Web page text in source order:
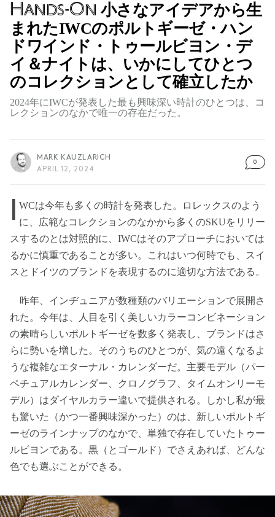
Hands-On 小さなアイデアから生
まれたIWCのポルトギーゼ・ハン
ドワインド・トゥールビヨン・デ
イ＆ナイトは、いかにしてひとつ
のコレクションとして確立したか
2024年にIWCが発表した最も興味深い時計のひとつは、コ
レクションのなかで唯一の存在だった。
MARK KAUZLARICH
APRIL 12, 2024
0
I WCは今年も多くの時計を発表した。ロレックスのよう
に、広範なコレクションのなかから多くのSKUをリリー
スするのとは対照的に、IWCはそのアプローチにおいては
るかに慎重であることが多い。これはいつ何時でも、スイ
スとドイツのブランドを表現するのに適切な方法である。
昨年、インヂュニアが数種類のバリエーションで展開さ
れた。今年は、人目を引く美しいカラーコンビネーション
の素晴らしいポルトギーゼを数多く発表し、ブランドはさ
らに勢いを増した。そのうちのひとつが、気の遠くなるよ
うな複雑なエターナル・カレンダーだ。主要モデル（パー
ペチュアルカレンダー、クロノグラフ、タイムオンリーモ
デル）はダイヤルカラー違いで提供される。しかし私が最
も驚いた（かつ一番興味深かった）のは、新しいポルトギ
ーゼのラインナップのなかで、単独で存在していたトゥー
ルビヨンである。黒（とゴールド）でさえあれば、どんな
色でも選ぶことができる。